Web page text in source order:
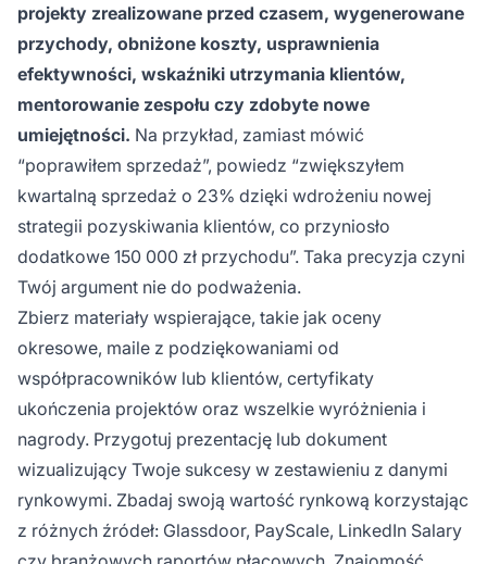
projekty zrealizowane przed czasem, wygenerowane
przychody, obniżone koszty, usprawnienia
efektywności, wskaźniki utrzymania klientów,
mentorowanie zespołu czy zdobyte nowe
umiejętności. Na przykład, zamiast mówić
“poprawiłem sprzedaż”, powiedz “zwiększyłem
kwartalną sprzedaż o 23% dzięki wdrożeniu nowej
strategii pozyskiwania klientów, co przyniosło
dodatkowe 150 000 zł przychodu”. Taka precyzja czyni
Twój argument nie do podważenia.
Zbierz materiały wspierające, takie jak oceny
okresowe, maile z podziękowaniami od
współpracowników lub klientów, certyfikaty
ukończenia projektów oraz wszelkie wyróżnienia i
nagrody. Przygotuj prezentację lub dokument
wizualizujący Twoje sukcesy w zestawieniu z danymi
rynkowymi. Zbadaj swoją wartość rynkową korzystając
z różnych źródeł: Glassdoor, PayScale, LinkedIn Salary